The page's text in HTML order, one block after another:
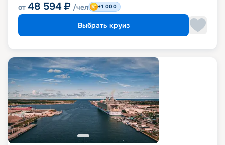
от 48 594 ₽ /чел +1 000
Выбрать круиз